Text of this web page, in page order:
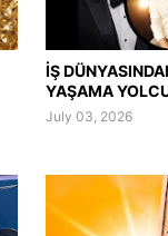
İŞ
YAŞAMA
July 03, 2026